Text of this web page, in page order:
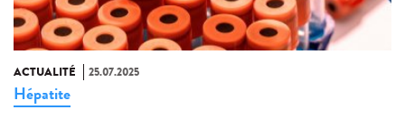
ACTUALITÉ 25.07.2025
Hépatite